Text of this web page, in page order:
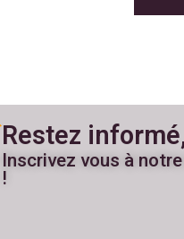
Restez
Inscrivez vous à
!